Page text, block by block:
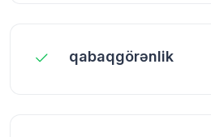
qabaqgörənlik